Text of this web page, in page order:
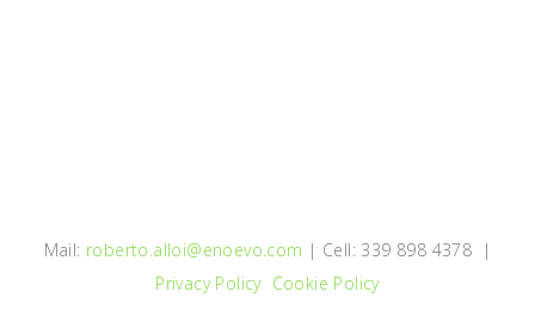
Mail: roberto.alloi@enoevo.com | Cell: 339 898 4378 |
Privacy Policy Cookie Policy